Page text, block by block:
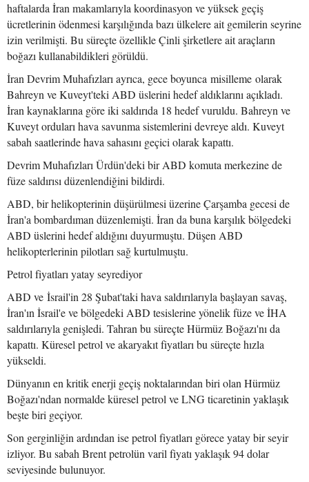
haftalarda İran makamlarıyla koordinasyon ve yüksek geçiş
ücretlerinin ödenmesi karşılığında bazı ülkelere ait gemilerin seyrine
izin verilmişti. Bu süreçte özellikle Çinli şirketlere ait araçların
boğazı kullanabildikleri görüldü.
İran Devrim Muhafızları ayrıca, gece boyunca misilleme olarak
Bahreyn ve Kuveyt'teki ABD üslerini hedef aldıklarını açıkladı.
İran kaynaklarına göre iki saldırıda 18 hedef vuruldu. Bahreyn ve
Kuveyt orduları hava savunma sistemlerini devreye aldı. Kuveyt
sabah saatlerinde hava sahasını geçici olarak kapattı.
Devrim Muhafızları Ürdün'deki bir ABD komuta merkezine de
füze saldırısı düzenlendiğini bildirdi.
ABD, bir helikopterinin düşürülmesi üzerine Çarşamba gecesi de
İran'a bombardıman düzenlemişti. İran da buna karşılık bölgedeki
ABD üslerini hedef aldığını duyurmuştu. Düşen ABD
helikopterlerinin pilotları sağ kurtulmuştu.
Petrol fiyatları yatay seyrediyor
ABD ve İsrail'in 28 Şubat'taki hava saldırılarıyla başlayan savaş,
İran'ın İsrail'e ve bölgedeki ABD tesislerine yönelik füze ve İHA
saldırılarıyla genişledi. Tahran bu süreçte Hürmüz Boğazı'nı da
kapattı. Küresel petrol ve akaryakıt fiyatları bu süreçte hızla
yükseldi.
Dünyanın en kritik enerji geçiş noktalarından biri olan Hürmüz
Boğazı'ndan normalde küresel petrol ve LNG ticaretinin yaklaşık
beşte biri geçiyor.
Son gerginliğin ardından ise petrol fiyatları görece yatay bir seyir
izliyor. Bu sabah Brent petrolün varil fiyatı yaklaşık 94 dolar
seviyesinde bulunuyor.